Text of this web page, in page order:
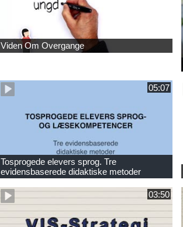
Viden Om Overgange
05:07
Tosprogede elevers sprog. Tre
evidensbaserede didaktiske metoder
03:50